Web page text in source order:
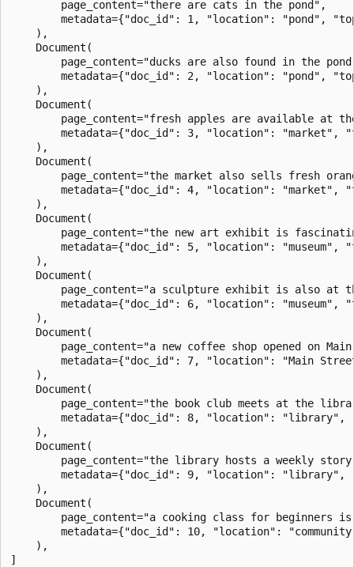
        page_content="there are cats in the pond",
metadata={"doc_id": 1, "location": "pond",
    ),
    Document(
page_content="ducks are also found in the
metadata={"doc_id": 2, "location": "pond",
    ),
    Document(
page_content="fresh apples are available at
metadata={"doc_id": 3, "location": "market",
    ),
    Document(
page_content="the market also sells fresh
metadata={"doc_id": 4, "location": "market",
    ),
    Document(
page_content="the new art exhibit is
metadata={"doc_id": 5, "location": "museum",
    ),
    Document(
page_content="a sculpture exhibit is also at
metadata={"doc_id": 6, "location": "museum",
    ),
    Document(
page_content="a new coffee shop opened on
metadata={"doc_id": 7, "location": "Main
    ),
    Document(
page_content="the book club meets at the
metadata={"doc_id": 8, "location": "library",
    ),
    Document(
page_content="the library hosts a weekly
metadata={"doc_id": 9, "location": "library",
    ),
    Document(
page_content="a cooking class for beginners
metadata={"doc_id": 10, "location":
    ),
]